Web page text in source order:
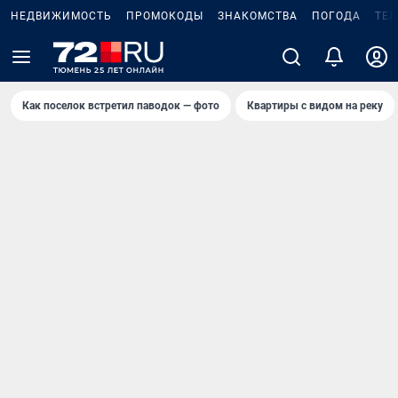
НЕДВИЖИМОСТЬ ПРОМОКОДЫ ЗНАКОМСТВА ПОГОДА
Как поселок встретил паводок — фото Квартиры с видом на реку